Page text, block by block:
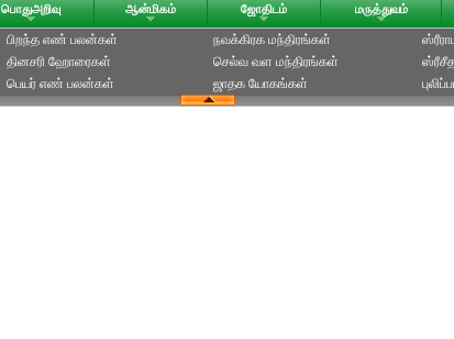
பொதுஅறிவு ஆன்மிகம் ஜோதிடம் மருத்துவம்
பிறந்த எண் பலன்கள்
தினசரி ஹோரைகள்
பெயர் எண் பலன்கள்
நவக்கிரக மந்திரங்கள்
செல்வ வள மந்திரங்கள்
ஜாதக யோகங்கள்